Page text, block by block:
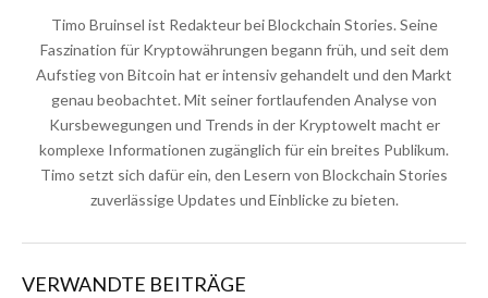
Timo Bruinsel ist Redakteur bei Blockchain Stories. Seine
Faszination für Kryptowährungen begann früh, und seit dem
Aufstieg von Bitcoin hat er intensiv gehandelt und den Markt
genau beobachtet. Mit seiner fortlaufenden Analyse von
Kursbewegungen und Trends in der Kryptowelt macht er
komplexe Informationen zugänglich für ein breites Publikum.
Timo setzt sich dafür ein, den Lesern von Blockchain Stories
zuverlässige Updates und Einblicke zu bieten.
VERWANDTE BEITRÄGE